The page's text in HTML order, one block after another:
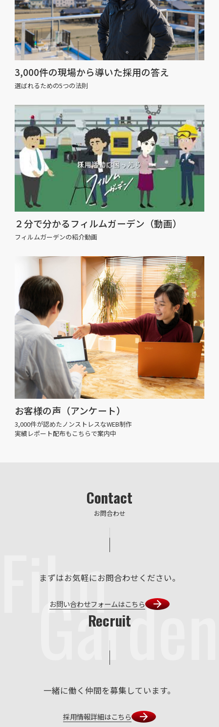
3,000件の現場から導いた採用の答え
選ばれるための5つの法則
２分で分かるフィルムガーデン（動画）
フィルムガーデンの紹介動画
お客様の声（アンケート）
3,000件が認めたノンストレスなWEB制作
実績レポート配布もこちらで案内中
Film
Garden
Contact
お問合わせ
まずはお気軽にお問合わせください。
お問い合わせフォームはこちら
Recruit
一緒に働く仲間を募集しています。
採用情報詳細はこちら